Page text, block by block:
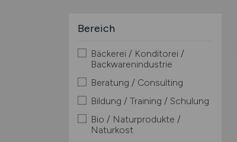
Bereich
Bäckerei / Konditorei /
Backwarenindustrie
Beratung / Consulting
Bildung / Training / Schulung
Bio / Naturprodukte /
Naturkost